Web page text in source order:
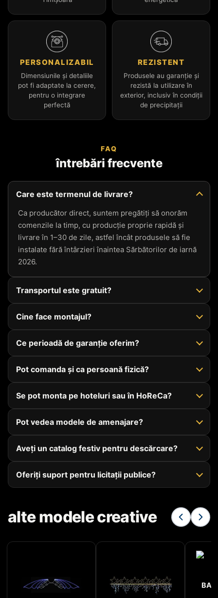
PERSONALIZABIL
Dimensiunile și detaliile
pot fi adaptate la cerere,
pentru o integrare
perfectă
REZISTENT
Produsele au garanție și
rezistă la utilizare în
exterior, inclusiv în condiții
de precipitații
FAQ
întrebări frecvente
Care este termenul de livrare?
Ca producător direct, suntem pregătiți să onorăm
comenzile la timp, cu producție proprie rapidă și
livrare în 1–30 de zile, astfel încât produsele să fie
instalate fără întârzieri înaintea Sărbătorilor de iarnă
2026.
Transportul este gratuit?
Cine face montajul?
Ce perioadă de garanție oferim?
Pot comanda și ca persoană fizică?
Se pot monta pe hoteluri sau în HoReCa?
Pot vedea modele de amenajare?
Aveți un catalog festiv pentru descărcare?
Oferiți suport pentru licitații publice?
alte modele creative